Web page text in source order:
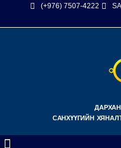
(+976) 7507-4222
САНХҮҮГИЙН